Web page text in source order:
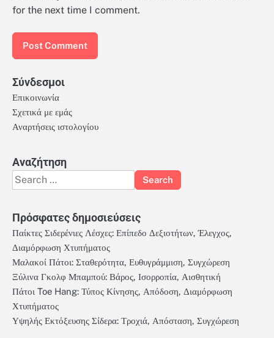
for the next time I comment.
Σύνδεσμοι
Επικοινωνία
Σχετικά με εμάς
Αναρτήσεις ιστολογίου
Αναζήτηση
Search
for:
Πρόσφατες δημοσιεύσεις
Παίκτες Σιδερένιες Λέσχες: Επίπεδο Δεξιοτήτων, Έλεγχος,
Διαμόρφωση Χτυπήματος
Μαλακοί Πάτοι: Σταθερότητα, Ευθυγράμμιση, Συγχώρεση
Ξύλινα Γκολφ Μπαμπού: Βάρος, Ισορροπία, Αισθητική
Πάτοι Toe Hang: Τύπος Κίνησης, Απόδοση, Διαμόρφωση
Χτυπήματος
Υψηλής Εκτόξευσης Σίδερα: Τροχιά, Απόσταση, Συγχώρεση